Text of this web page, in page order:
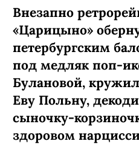
Внезапно
«Царицыно»
петербургским
под медляк поп-
Булановой,
Еву Польну,
сыночку-­
здоровом